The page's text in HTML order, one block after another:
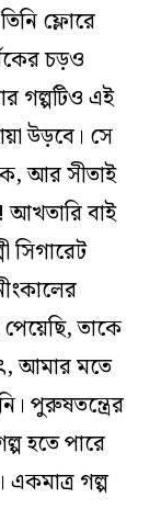
ফ্লোরে
চড়ও
গল্পটিও এই
উড়বে। সে
আর সীতাই
আখতারি বাই
সিগারেট
তাকে
আমার মতে
পুরুষতন্ত্রের
হতে পারে
গল্প